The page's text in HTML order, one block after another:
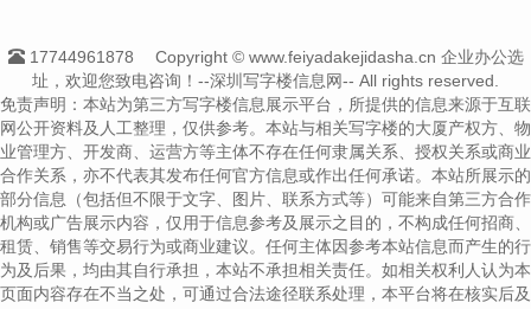
17744961878
Copyright © www.feiyadakejidasha.cn 企业办公选
址，欢迎您致电咨询！--深圳写字楼信息网-- All rights reserved.
免责声明：本站为第三方写字楼信息展示平台，所提供的信息来源于互联
网公开资料及人工整理，仅供参考。本站与相关写字楼的大厦产权方、物
业管理方、开发商、运营方等主体不存在任何隶属关系、授权关系或商业
合作关系，亦不代表其发布任何官方信息或作出任何承诺。本站所展示的
部分信息（包括但不限于文字、图片、联系方式等）可能来自第三方合作
机构或广告展示内容，仅用于信息参考及展示之目的，不构成任何招商、
租赁、销售等交易行为或商业建议。任何主体因参考本站信息而产生的行
为及后果，均由其自行承担，本站不承担相关责任。如相关权利人认为本
页面内容存在不当之处，可通过合法途径联系处理，本平台将在核实后及